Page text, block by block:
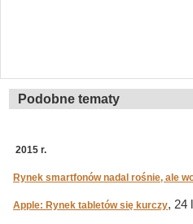
Podobne tematy
2015 r.
Rynek smartfonów nadal rośnie, ale
Apple: Rynek tabletów się kurczy, 24